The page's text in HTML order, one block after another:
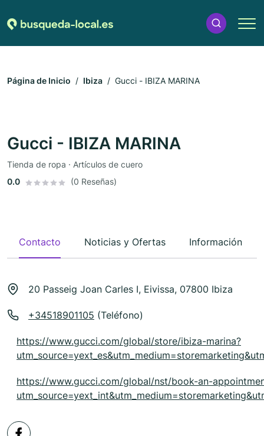
Página de Inicio Ibiza Gucci - IBIZA MARINA
Gucci - IBIZA MARINA
Tienda de ropa · Artículos de cuero
0.0
(0 Reseñas)
Contacto Noticias y Ofertas Información
20 Passeig Joan Carles I, Eivissa, 07800 Ibiza
+34518901105 (Teléfono)
https://www.gucci.com/global/store/ibiza-marina?
https://www.gucci.com/global/nst/book-an-